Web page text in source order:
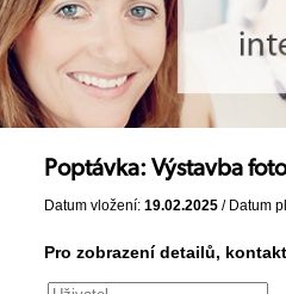
Poptávka: Výstavba
Datum vložení: 19.02.2025 / Datum
Pro zobrazení detailů,